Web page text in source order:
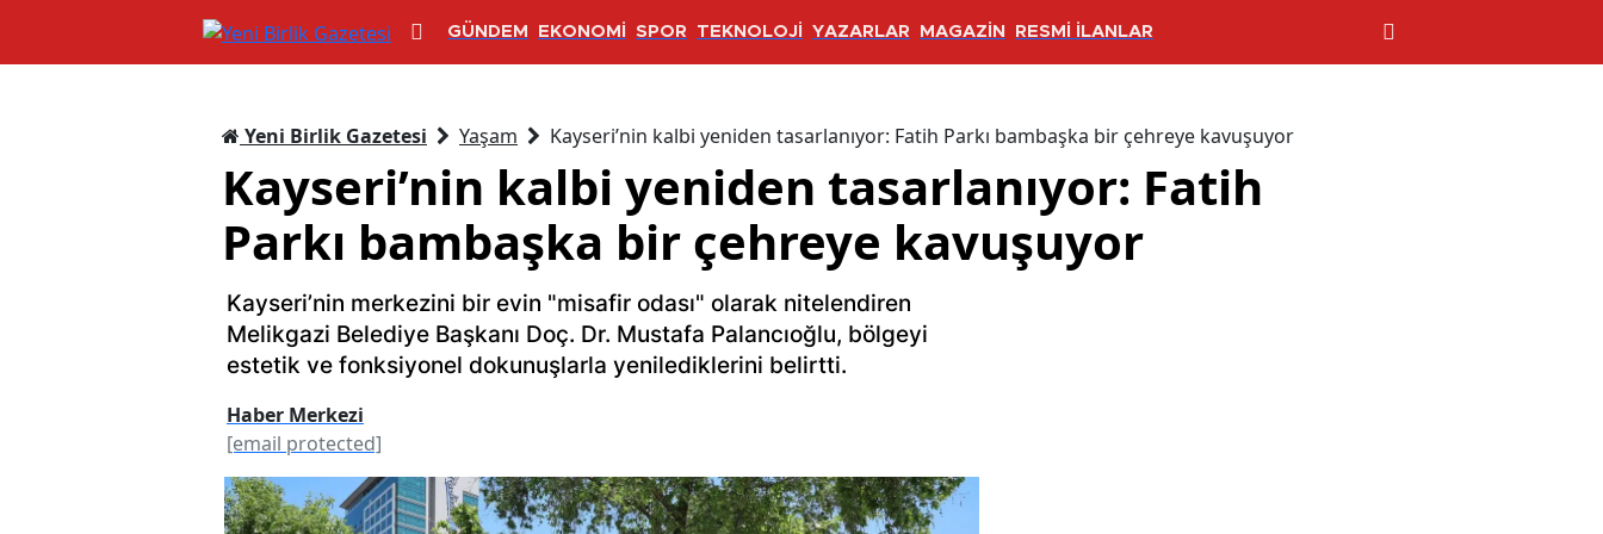
GÜNDEM EKONOMİ SPOR TEKNOLOJİ YAZARLAR MAGAZİN RESMİ İLANLAR
Yeni Birlik Gazetesi Yaşam Kayseri’nin kalbi yeniden tasarlanıyor: Fatih Parkı bambaşka bir çehreye kavuşuyor
Kayseri’nin kalbi yeniden tasarlanıyor: Fatih
Parkı bambaşka bir çehreye kavuşuyor
Kayseri’nin merkezini bir evin "misafir odası" olarak nitelendiren
Melikgazi Belediye Başkanı Doç. Dr. Mustafa Palancıoğlu, bölgeyi
estetik ve fonksiyonel dokunuşlarla yenilediklerini belirtti.
Haber Merkezi
[email protected]